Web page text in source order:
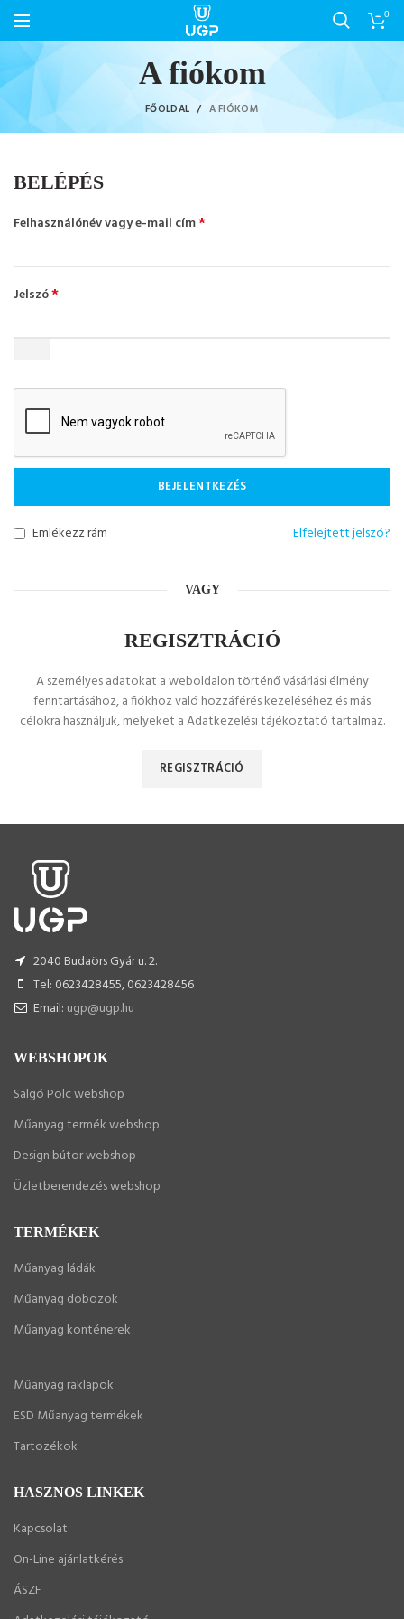
0
A fiókom
FŐOLDAL A FIÓKOM
BELÉPÉS
Felhasználónév vagy e-mail cím*
Jelszó*
BEJELENTKEZÉS
Elfelejtett jelszó?
Emlékezz rám
VAGY
REGISZTRÁCIÓ
A személyes adatokat a weboldalon történő vásárlási élmény
fenntartásához, a fiókhoz való hozzáférés kezeléséhez és más
célokra használjuk, melyeket a Adatkezelési tájékoztató tartalmaz.
REGISZTRÁCIÓ
2040 Budaörs Gyár u. 2.
Tel: 0623428455, 0623428456
Email: ugp@ugp.hu
WEBSHOPOK
Salgó Polc webshop
Műanyag termék webshop
Design bútor webshop
Üzletberendezés webshop
TERMÉKEK
Műanyag ládák
Műanyag dobozok
Műanyag konténerek
Műanyag raklapok
ESD Műanyag termékek
Tartozékok
HASZNOS LINKEK
Kapcsolat
On-Line ajánlatkérés
ÁSZF